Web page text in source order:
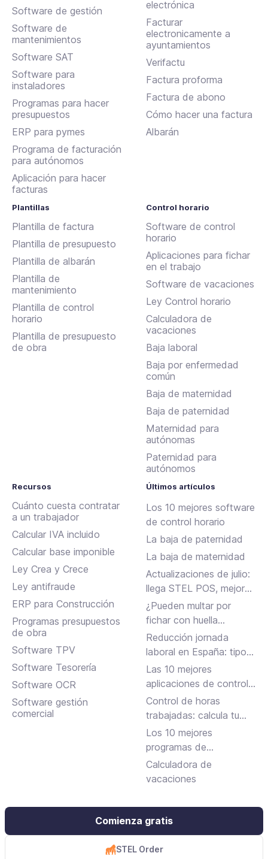
Software de gestión
Software de
mantenimientos
Software SAT
Software para
instaladores
Programas para hacer
presupuestos
ERP para pymes
Programa de facturación
para autónomos
Aplicación para hacer
facturas
electrónica
Facturar
electronicamente a
ayuntamientos
Verifactu
Factura proforma
Factura de abono
Cómo hacer una factura
Albarán
Plantillas
Plantilla de factura
Plantilla de presupuesto
Plantilla de albarán
Plantilla de
mantenimiento
Plantilla de control
horario
Plantilla de presupuesto
de obra
Control horario
Software de control
horario
Aplicaciones para fichar
en el trabajo
Software de vacaciones
Ley Control horario
Calculadora de
vacaciones
Baja laboral
Baja por enfermedad
común
Baja de maternidad
Baja de paternidad
Maternidad para
autónomas
Paternidad para
autónomos
Recursos
Cuánto cuesta contratar
a un trabajador
Calcular IVA incluido
Calcular base imponible
Ley Crea y Crece
Ley antifraude
ERP para Construcción
Programas presupuestos
de obra
Software TPV
Software Tesorería
Software OCR
Software gestión
comercial
Últimos artículos
Los 10 mejores software
de control horario
La baja de paternidad
La baja de maternidad
Actualizaciones de julio:
llega STEL POS, mejoras
en Assistant, albaranes
en Inbox y más
¿Pueden multar por
fichar con huella
dactilar?
Reducción jornada
laboral en España: tipos,
requisitos y cómo
solicitarla
Las 10 mejores
aplicaciones de control
horario para fichar en el
trabajo
Control de horas
trabajadas: calcula tu
jornada laboral
Los 10 mejores
programas de
facturación gratuitos y
de pago
Calculadora de
vacaciones
Comienza gratis
STEL Order